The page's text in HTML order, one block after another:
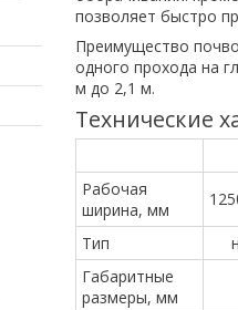
позволяет быстро
Преимущество
одного прохода на
м до 2,1 м.
Технические
Рабочая
ширина, мм
Тип
Габаритные
размеры, мм